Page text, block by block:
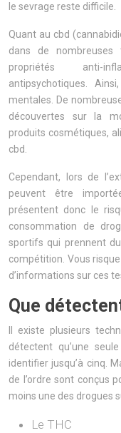
le sevrage reste difficile.
Quant au cbd
dans de nombreuses
propriétés anti-
antipsychotiques.
mentales. De
découvertes sur la
produits cosmétiques,
cbd.
Cependant, lors de
peuvent être
présentent donc le
consommation de
sportifs qui prennent
compétition. Vous
d’informations sur ces
Que
Il existe plusieurs
détectent qu’une
identifier jusqu’à cinq.
de l’ordre sont conçus
moins une des drogues
Le THC